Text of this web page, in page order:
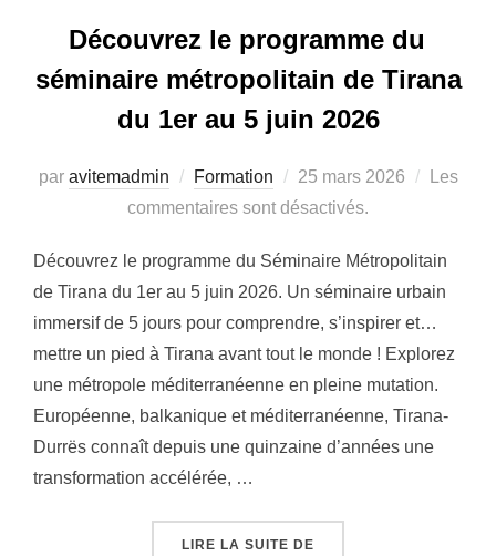
Découvrez le programme du
séminaire métropolitain de Tirana
du 1er au 5 juin 2026
par avitemadmin Formation
Publié
le
25 mars 2026
Les
commentaires sont désactivés.
Découvrez le programme du Séminaire Métropolitain
de Tirana du 1er au 5 juin 2026. Un séminaire urbain
immersif de 5 jours pour comprendre, s’inspirer et…
mettre un pied à Tirana avant tout le monde ! Explorez
une métropole méditerranéenne en pleine mutation.
Européenne, balkanique et méditerranéenne, Tirana-
Durrës connaît depuis une quinzaine d’années une
transformation accélérée, …
LIRE LA SUITE DE